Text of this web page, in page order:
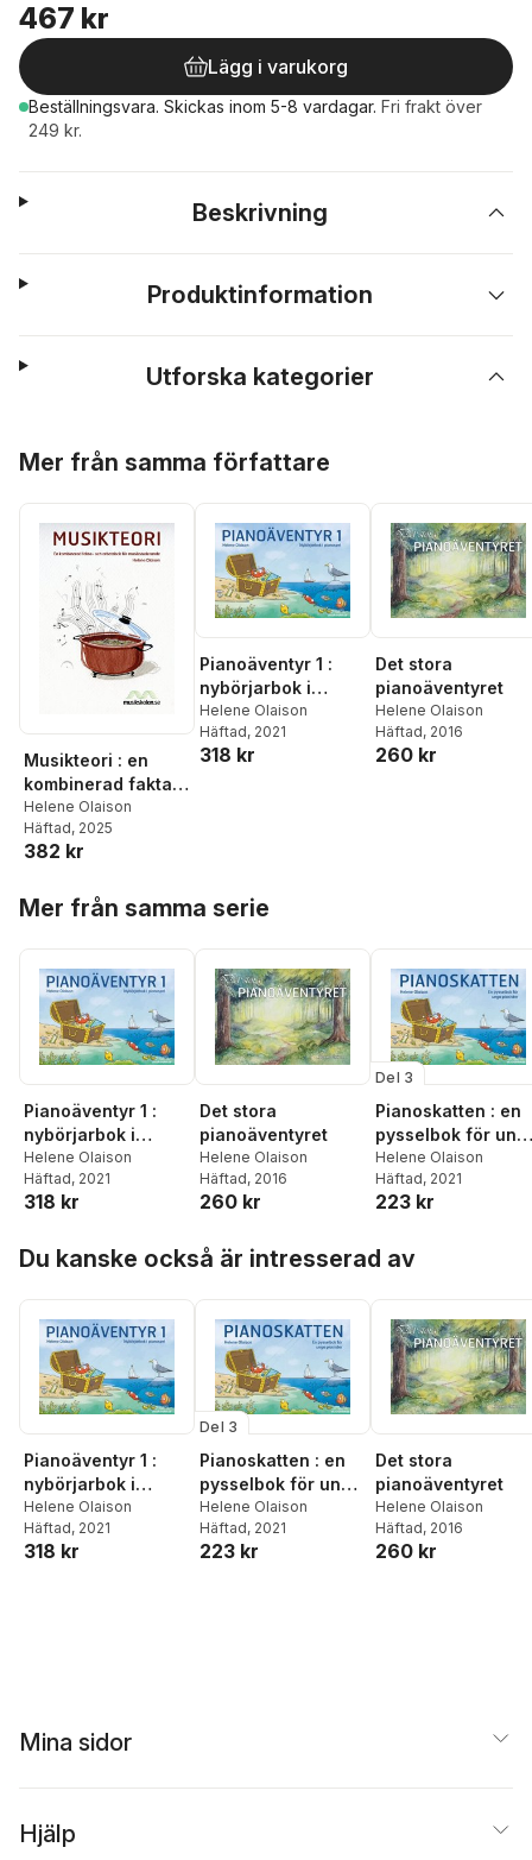
467 kr
Lägg i varukorg
Beställningsvara. Skickas inom 5-8 vardagar. Fri frakt över
249 kr.
Beskrivning
Produktinformation
Utforska kategorier
Mer från samma författare
Musikteori : en
kombinerad fakta-
och arbetsbok för
musikstuderande
Helene Olaison
Häftad, 2025
382 kr
Pianoäventyr 1 :
nybörjarbok i
pianospel
Helene Olaison
Häftad, 2021
318 kr
Det stora
pianoäventyret
Helene Olaison
Häftad, 2016
260 kr
Mer från samma serie
Pianoäventyr 1 :
nybörjarbok i
pianospel
Helene Olaison
Häftad, 2021
318 kr
Det stora
pianoäventyret
Helene Olaison
Häftad, 2016
260 kr
Del 3
Pianoskatten : en
pysselbok för
pianister
Helene Olaison
Häftad, 2021
223 kr
Du kanske också är intresserad av
Pianoäventyr 1 :
nybörjarbok i
pianospel
Helene Olaison
Häftad, 2021
318 kr
Del 3
Pianoskatten : en
pysselbok för unga
pianister
Helene Olaison
Häftad, 2021
223 kr
Det stora
pianoäventyret
Helene Olaison
Häftad, 2016
260 kr
Mina sidor
Hjälp